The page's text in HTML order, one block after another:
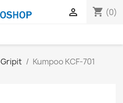
shopping_cart (0)

Gripit
Kumpoo KCF-701